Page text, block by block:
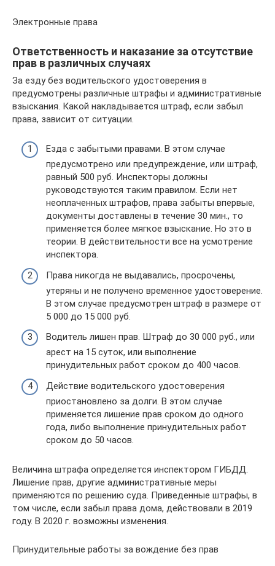
Электронные права
Ответственность и наказание за отсутствие
прав в различных случаях
За езду без водительского удостоверения в
предусмотрены различные штрафы и административные
взыскания. Какой накладывается штраф, если забыл
права, зависит от ситуации.
Езда с забытыми правами. В этом случае
предусмотрено или предупреждение, или штраф,
равный 500 руб. Инспекторы должны
руководствуются таким правилом. Если нет
неоплаченных штрафов, права забыты впервые,
документы доставлены в течение 30 мин., то
применяется более мягкое взыскание. Но это в
теории. В действительности все на усмотрение
инспектора.
Права никогда не выдавались, просрочены,
утеряны и не получено временное удостоверение.
В этом случае предусмотрен штраф в размере от
5 000 до 15 000 руб.
Водитель лишен прав. Штраф до 30 000 руб., или
арест на 15 суток, или выполнение
принудительных работ сроком до 400 часов.
Действие водительского удостоверения
приостановлено за долги. В этом случае
применяется лишение прав сроком до одного
года, либо выполнение принудительных работ
сроком до 50 часов.
Величина штрафа определяется инспектором ГИБДД.
Лишение прав, другие административные меры
применяются по решению суда. Приведенные штрафы, в
том числе, если забыл права дома, действовали в 2019
году. В 2020 г. возможны изменения.
Принудительные работы за вождение без прав